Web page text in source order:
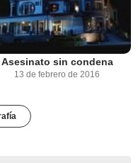
Asesinato sin condena
13 de febrero de 2016